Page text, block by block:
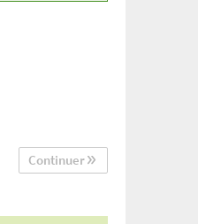
Continuer